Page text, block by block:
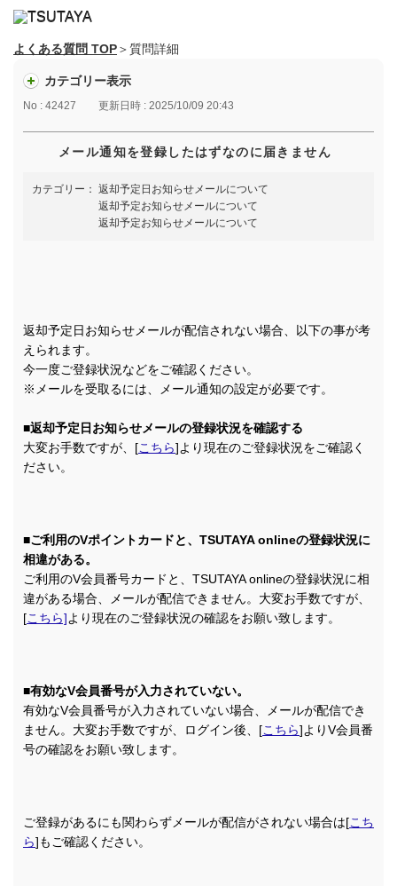
よくある質問 TOP＞質問詳細
カテゴリー表示
No : 42427 更新日時 : 2025/10/09 20:43
メール通知を登録したはずなのに届きません
カテゴリー： 返却予定日お知らせメールについて
返却予定お知らせメールについて
返却予定お知らせメールについて
返却予定日お知らせメールが配信されない場合、以下の事が考
えられます。
今一度ご登録状況などをご確認ください。
※メールを受取るには、メール通知の設定が必要です。
■返却予定日お知らせメールの登録状況を確認する
大変お手数ですが、[こちら]より現在のご登録状況をご確認く
ださい。
■ご利用のVポイントカードと、TSUTAYA onlineの登録状況に
相違がある。
ご利用のV会員番号カードと、TSUTAYA onlineの登録状況に相
違がある場合、メールが配信できません。大変お手数ですが、
[こちら]より現在のご登録状況の確認をお願い致します。
■有効なV会員番号が入力されていない。
有効なV会員番号が入力されていない場合、メールが配信でき
ません。大変お手数ですが、ログイン後、[こちら]よりV会員番
号の確認をお願い致します。
ご登録があるにも関わらずメールが配信がされない場合は[こち
ら]もご確認ください。